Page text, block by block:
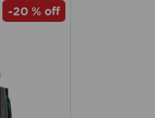
-20 % off